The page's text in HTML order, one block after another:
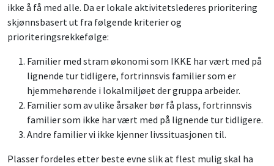
ikke å få med alle. Da er lokale aktivitetslederes prioritering
skjønnsbasert ut fra følgende kriterier og
prioriteringsrekkefølge:
Familier med stram økonomi som IKKE har vært med på
lignende tur tidligere, fortrinnsvis familier som er
hjemmehørende i lokalmiljøet der gruppa arbeider.
Familier som av ulike årsaker bør få plass, fortrinnsvis
familier som ikke har vært med på lignende tur tidligere.
Andre familier vi ikke kjenner livssituasjonen til.
Plasser fordeles etter beste evne slik at flest mulig skal ha